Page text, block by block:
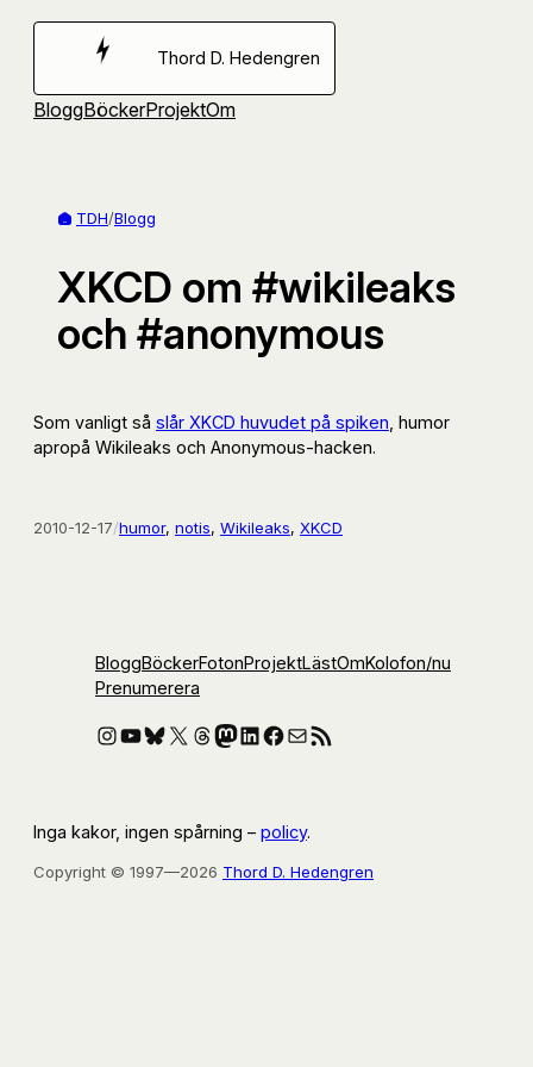
Hoppa
Thord D. Hedengren
BloggBöckerProjektOm
TDH/Blogg
XKCD om #wikileaks
och #anonymous
Som vanligt så slår XKCD huvudet på spiken , humor
apropå Wikileaks och Anonymous-hacken.
2010-12-17/humor, notis, Wikileaks, XKCD
BloggBöckerFotonProjektLästOmKolofon/nu
Prenumerera
Instagram
YouTube
Bluesky
X Threads
Mastodon
LinkedIn
Facebook
E-postRSS-flöde
Inga kakor, ingen spårning – policy.
Copyright © 1997—2026 Thord D. Hedengren